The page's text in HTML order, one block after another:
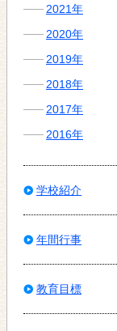
2021年
2020年
2019年
2018年
2017年
2016年
学校紹介
年間行事
教育目標